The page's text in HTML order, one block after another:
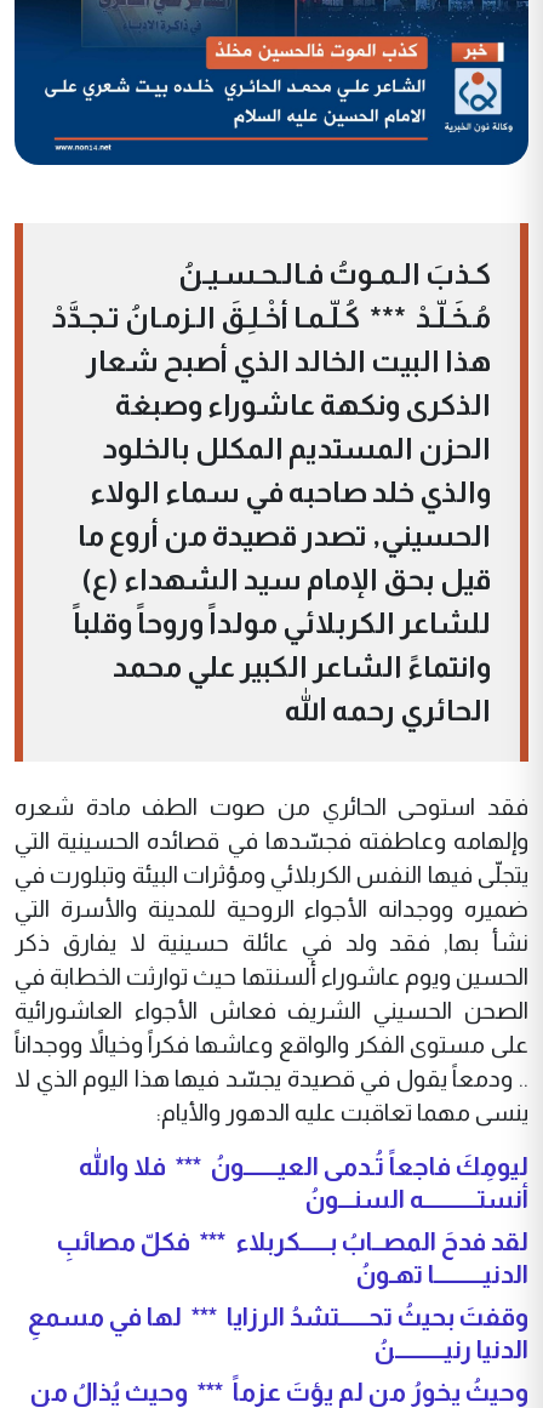
كـذبَ الـمـوتُ فـالـحـسـيـنُ
مُـخَـلّـدْ *** كُـلّـمـا أخْـلِـقَ الـزمـانُ تـجـدَّدْ
هذا البيت الخالد الذي أصبح شعار
الذكرى ونكهة عاشوراء وصبغة
الحزن المستديم المكلل بالخلود
والذي خلد صاحبه في سماء الولاء
الحسيني, تصدر قصيدة من أروع ما
قيل بحق الإمام سيد الشهداء (ع)
للشاعر الكربلائي مولداً وروحاً وقلباً
وانتماءً الشاعر الكبير علي محمد
الحائري رحمه الله
فقد استوحى الحائري من صوت الطف مادة شعره
وإلهامه وعاطفته فجسّدها في قصائده الحسينية التي
يتجلّى فيها النفس الكربلائي ومؤثرات البيئة وتبلورت في
ضميره ووجدانه الأجواء الروحية للمدينة والأسرة التي
نشأ بها, فقد ولد في عائلة حسينية لا يفارق ذكر
الحسين ويوم عاشوراء ألسنتها حيث توارثت الخطابة في
الصحن الحسيني الشريف فعاش الأجواء العاشورائية
على مستوى الفكر والواقع وعاشها فكراً وخيالاً ووجداناً
.. ودمعاً يقول في قصيدة يجسّد فيها هذا اليوم الذي لا
ينسى مهما تعاقبت عليه الدهور والأيام:
ليومِكَ فاجعاً تُـدمى العيـــــــونُ *** فلا والله
أنستـــــــــــه السنـــونُ
لقد فدحَ المصــابُ بــــــكربلاء *** فكلّ مصائبِ
الدنيــــــــــا تهـونُ
وقفتَ بحيثُ تحــــــتشدُ الرزايا *** لها في مسمعِ
الدنيا رنيــــــــــنُ
وحيثُ يخورُ من لم يؤتَ عزماً *** وحيث يُذالُ من